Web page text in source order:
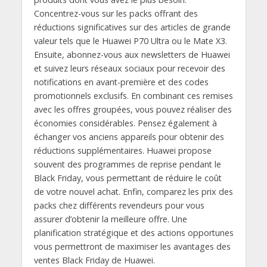
Concentrez-vous sur les packs offrant des
réductions significatives sur des articles de grande
valeur tels que le Huawei P70 Ultra ou le Mate X3.
Ensuite, abonnez-vous aux newsletters de Huawei
et suivez leurs réseaux sociaux pour recevoir des
notifications en avant-première et des codes
promotionnels exclusifs. En combinant ces remises
avec les offres groupées, vous pouvez réaliser des
économies considérables. Pensez également à
échanger vos anciens appareils pour obtenir des
réductions supplémentaires. Huawei propose
souvent des programmes de reprise pendant le
Black Friday, vous permettant de réduire le coût
de votre nouvel achat. Enfin, comparez les prix des
packs chez différents revendeurs pour vous
assurer d’obtenir la meilleure offre. Une
planification stratégique et des actions opportunes
vous permettront de maximiser les avantages des
ventes Black Friday de Huawei.